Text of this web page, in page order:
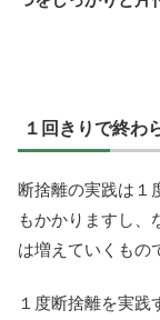
１回きりで終わ
断捨離の実践は１
もかかりますし、
は増えていくもの
１度断捨離を実践